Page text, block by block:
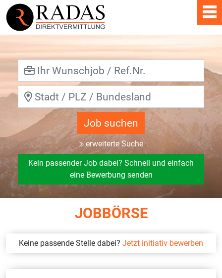
Job suchen
erweiterte Suche
Kein passender Job dabei? Schnell und einfach
eine Bewerbung senden
JOBBÖRSE
Keine passende Stelle dabei? Jetzt initiativ bewerben